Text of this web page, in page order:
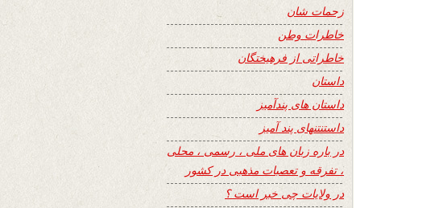
زحمات شان
خاطرات وطن
خاطراتی از فرهیختگان
داستان
داستان های پندآمیز
داستنتنهای پند آمیز
در باره زبان های ملی ، رسمی ، محلی
، تفرقه و تعصبات مذهبی در کشور
در ولایات چی خبر است ؟